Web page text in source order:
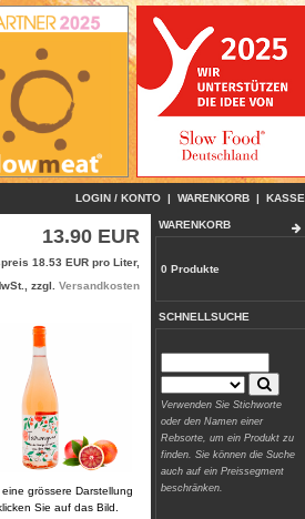
LOGIN / KONTO | WARENKORB | KASSE
13.90 EUR
18.53 EUR pro Liter,
zzgl. Versandkosten
eine grössere Darstellung
Sie auf das Bild.
WARENKORB
0 Produkte
SCHNELLSUCHE
Verwenden Sie Stichworte
oder den Namen einer
Rebsorte, um ein Produkt zu
finden. Sie können die Suche
auch auf ein Preissegment
beschränken.